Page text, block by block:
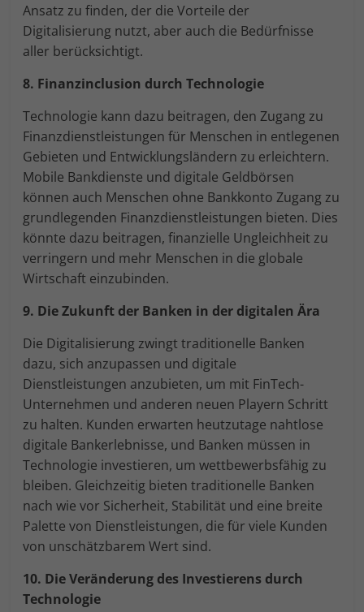
Ansatz zu finden, der die Vorteile der
Digitalisierung nutzt, aber auch die Bedürfnisse
aller berücksichtigt.
8. Finanzinclusion durch Technologie
Technologie kann dazu beitragen, den Zugang zu
Finanzdienstleistungen für Menschen in entlegenen
Gebieten und Entwicklungsländern zu erleichtern.
Mobile Bankdienste und digitale Geldbörsen
können auch Menschen ohne Bankkonto Zugang zu
grundlegenden Finanzdienstleistungen bieten. Dies
könnte dazu beitragen, finanzielle Ungleichheit zu
verringern und mehr Menschen in die globale
Wirtschaft einzubinden.
9. Die Zukunft der Banken in der digitalen Ära
Die Digitalisierung zwingt traditionelle Banken
dazu, sich anzupassen und digitale
Dienstleistungen anzubieten, um mit FinTech-
Unternehmen und anderen neuen Playern Schritt
zu halten. Kunden erwarten heutzutage nahtlose
digitale Bankerlebnisse, und Banken müssen in
Technologie investieren, um wettbewerbsfähig zu
bleiben. Gleichzeitig bieten traditionelle Banken
nach wie vor Sicherheit, Stabilität und eine breite
Palette von Dienstleistungen, die für viele Kunden
von unschätzbarem Wert sind.
10. Die Veränderung des Investierens durch
Technologie